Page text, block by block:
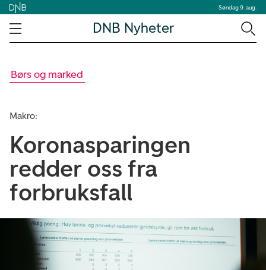
Søndag 9. aug.
DNB Nyheter
Børs og marked
Makro:
Koronasparingen
redder oss fra
forbruksfall